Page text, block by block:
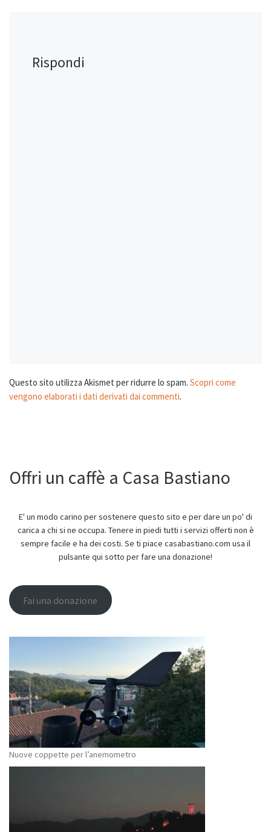
Rispondi
Questo sito utilizza Akismet per ridurre lo spam. Scopri come
vengono elaborati i dati derivati dai commenti.
Offri un caffè a Casa Bastiano
E' un modo carino per sostenere questo sito e per dare un po' di
carica a chi si ne occupa. Tenere in piedi tutti i servizi offerti non è
sempre facile e ha dei costi. Se ti piace casabastiano.com usa il
pulsante qui sotto per fare una donazione!
Fai una donazione
Nuove coppette per l’anemometro